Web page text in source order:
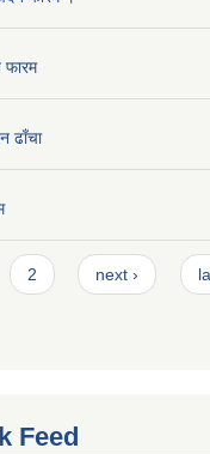
फारम
ढाँचा
2 next ›
Feed